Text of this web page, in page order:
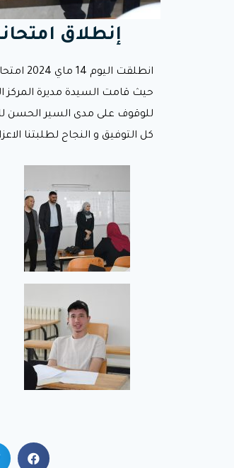
إنطلاق
انطلقت اليوم 14 ماي 2024 امتحانات السداسي الثاني للموسم الجامعي 2023-2024 بجميع المعاهد بالمركز الجامعي بريكة.
حيث قامت السيدة مديرة المركز
للوقوف على مدى السير الحسن
كل التوفيق و النجاح لطلبتنا